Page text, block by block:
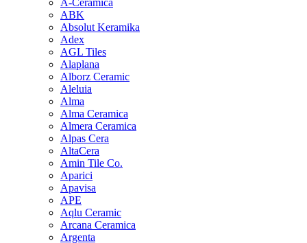
ABK
Absolut Keramika
Adex
AGL Tiles
Alaplana
Alborz Ceramic
Aleluia
Alma
Alma Ceramica
Almera Ceramica
Alpas Cera
AltaCera
Amin Tile Co.
Aparici
Apavisa
APE
Aqlu Ceramic
Arcana Ceramica
Argenta